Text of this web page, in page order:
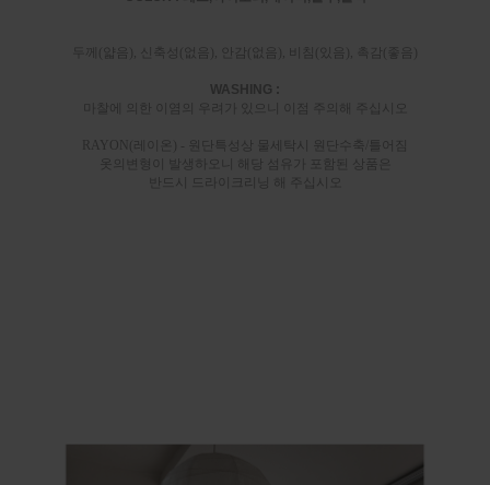
두께(얇음), 신축성(없음), 안감(없음), 비침(있음), 촉감(좋음)
WASHING :
마찰에 의한 이염의 우려가 있으니 이점 주의해 주십시오
RAYON(레이온) - 원단특성상 물세탁시 원단수축/틀어짐
옷의변형이 발생하오니 해당 섬유가 포함된 상품은
반드시 드라이크리닝 해 주십시오